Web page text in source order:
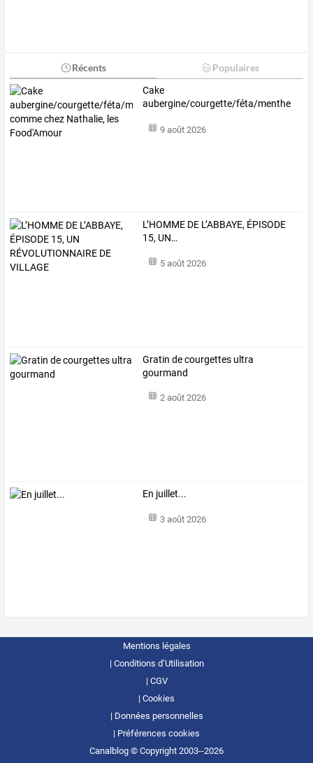
Récents Populaires
Cake
aubergine/courgette/féta/menthe
9 août 2026
L’HOMME DE L’ABBAYE, ÉPISODE
15, UN…
5 août 2026
Gratin de courgettes ultra
gourmand
2 août 2026
En juillet...
3 août 2026
Mentions légales
Conditions d’Utilisation
CGV
Cookies
Données personnelles
Préférences cookies
Canalblog © Copyright 2003--2026